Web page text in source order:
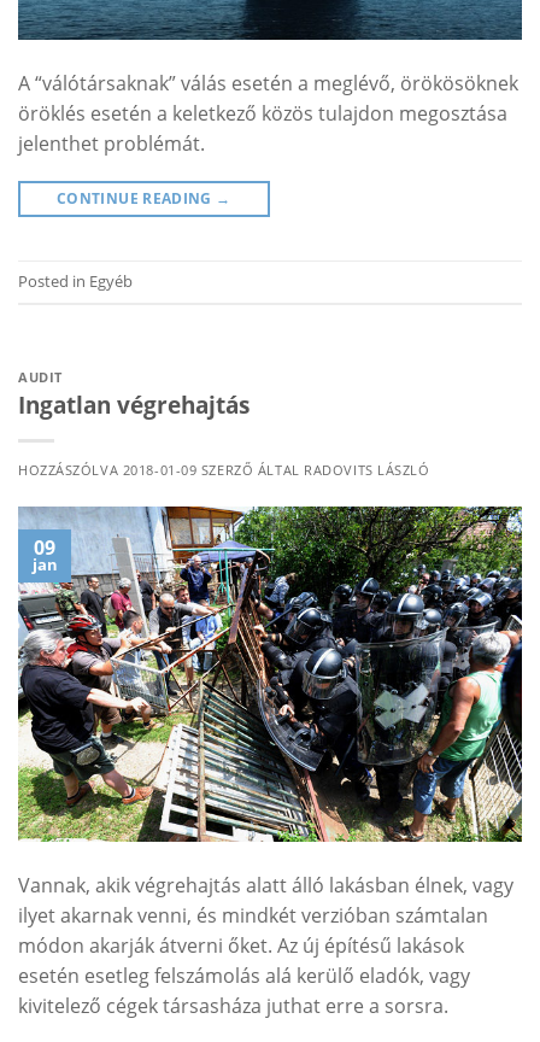
A “válótársaknak” válás esetén a meglévő, örökösöknek
öröklés esetén a keletkező közös tulajdon megosztása
jelenthet problémát.
CONTINUE READING →
Posted in Egyéb
AUDIT
Ingatlan végrehajtás
HOZZÁSZÓLVA 2018-01-09 SZERZŐ ÁLTAL RADOVITS LÁSZLÓ
09
jan
Vannak, akik végrehajtás alatt álló lakásban élnek, vagy
ilyet akarnak venni, és mindkét verzióban számtalan
módon akarják átverni őket. Az új építésű lakások
esetén esetleg felszámolás alá kerülő eladók, vagy
kivitelező cégek társasháza juthat erre a sorsra.